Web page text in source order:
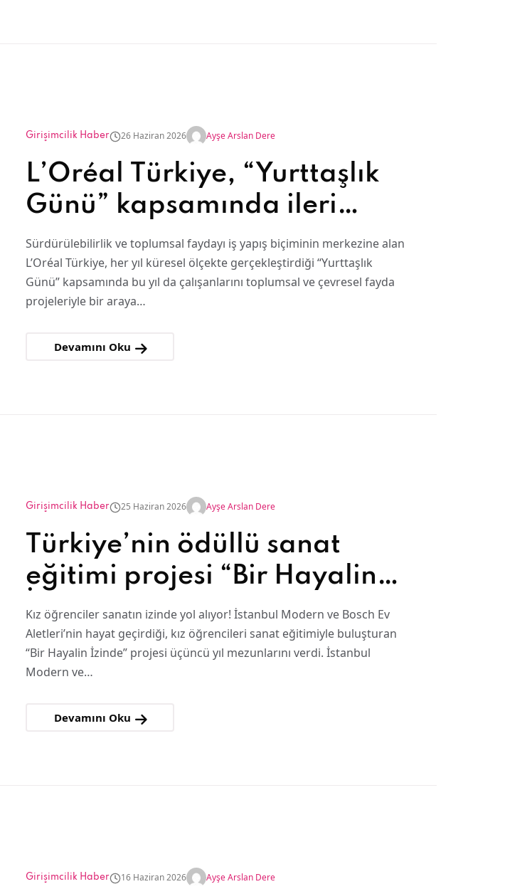
Girişimcilik Haber 26 Haziran 2026 Ayşe Arslan Dere
L’Oréal Türkiye, “Yurttaşlık
Günü” kapsamında ileri
dönüşümle 1000 adet
yaşama dokunan fayda
yarattı!
Sürdürülebilirlik ve toplumsal faydayı iş yapış biçiminin merkezine alan
L’Oréal Türkiye, her yıl küresel ölçekte gerçekleştirdiği “Yurttaşlık
Günü” kapsamında bu yıl da çalışanlarını toplumsal ve çevresel fayda
projeleriyle bir araya…
Devamını Oku
Girişimcilik Haber 25 Haziran 2026 Ayşe Arslan Dere
Türkiye’nin ödüllü sanat
eğitimi projesi “Bir Hayalin
İzinde” üçüncü yılını
tamamladı
Kız öğrenciler sanatın izinde yol alıyor! İstanbul Modern ve Bosch Ev
Aletleri’nin hayat geçirdiği, kız öğrencileri sanat eğitimiyle buluşturan
“Bir Hayalin İzinde” projesi üçüncü yıl mezunlarını verdi. İstanbul
Modern ve…
Devamını Oku
Girişimcilik Haber 16 Haziran 2026 Ayşe Arslan Dere